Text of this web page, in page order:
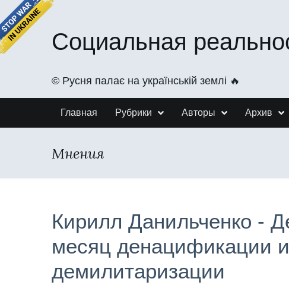
Социальная
©️ Русня палає на українській землі 🔥
Главная Рубрики Авторы Архив
Мнения
Кирилл Данильченко -
месяц денацификации и
демилитаризации